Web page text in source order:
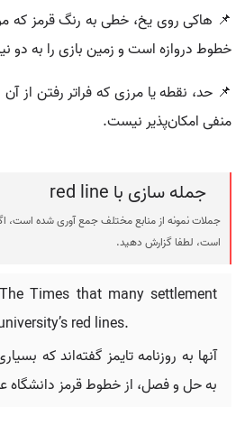
📌 هاکی روی یخ، خطی به رنگ قرمز که
خطوط دروازه است و زمین بازی را به دو
📌 حد، نقطه یا مرزی که فراتر رفتن
منفی امکان‌پذیر نیست.
جمله سازی با red line
جملات نمونه از منابع مختلف جمع آوری شده است،
است، لطفا گزارش دهید.
Times that many settlement
red lines.
آنها به روزنامه تایمز گفته‌اند که
به حل و فصل، از خطوط قرمز دانشگاه